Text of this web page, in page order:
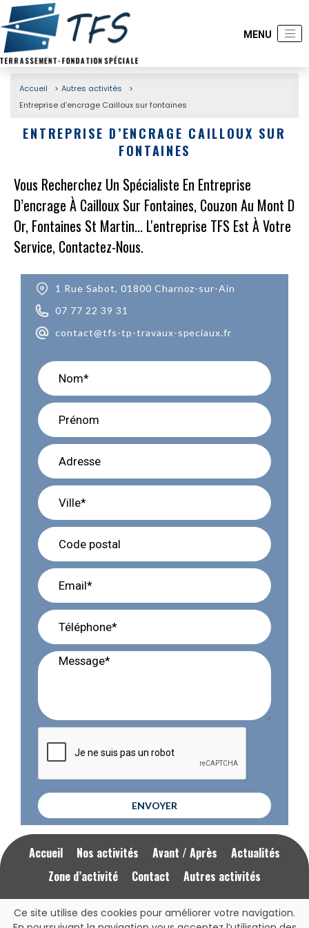
Accueil
Autres activités
Entreprise d’encrage Cailloux sur fontaines
ENTREPRISE D’ENCRAGE CAILLOUX SUR
FONTAINES
Vous Recherchez Un Spécialiste En Entreprise
D’encrage À Cailloux Sur Fontaines, Couzon Au Mont D
Or, Fontaines St Martin... L'entreprise TFS Est À Votre
Service, Contactez-Nous.
1 Rue Sabot, 01800 Charnoz-sur-Ain
07 77 22 39 31
contact@tfs-tp-travaux-speciaux.fr
ENVOYER
Accueil Nos activités Avant / Après
Actualités
Zone d’activité
Contact Autres activités
Mentions Légales RGPD
Ce site utilise des cookies pour améliorer votre navigation.